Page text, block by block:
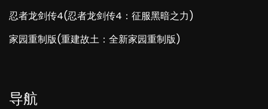
忍者龙剑传4(忍者龙剑传4：征服黑暗之力)
家园重制版(重建故土：全新家园重制版)
导航